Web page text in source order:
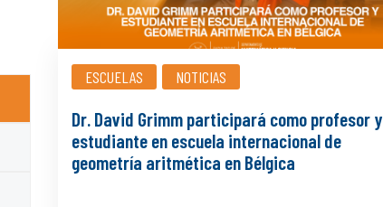
ESCUELAS NOTICIAS
Dr. David Grimm participará como profesor y
estudiante en escuela internacional de
geometría aritmética en Bélgica